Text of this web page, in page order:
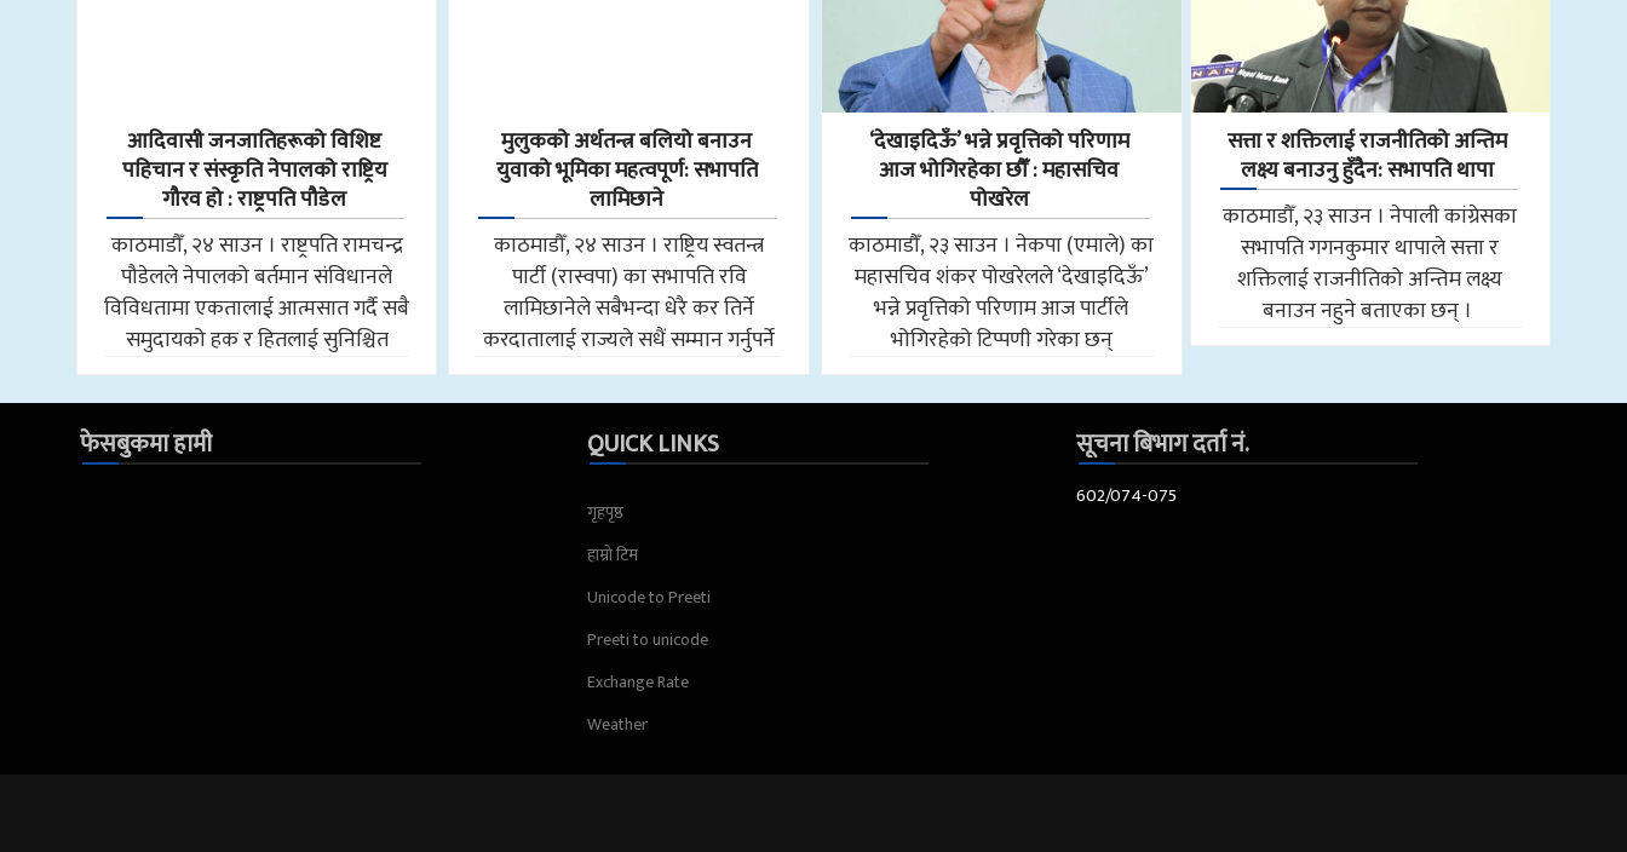
आदिवासी जनजातिहरूको विशिष्ट
पहिचान र संस्कृति नेपालको राष्ट्रिय
गौरव हो : राष्ट्रपति पौडेल
काठमाडौँ, २४ साउन । राष्ट्रपति रामचन्द्र
पौडेलले नेपालको बर्तमान संविधानले
विविधतामा एकतालाई आत्मसात गर्दै सबै
समुदायको हक र हितलाई सुनिश्चित
मुलुकको अर्थतन्त्र बलियो बनाउन
युवाको भूमिका महत्वपूर्ण: सभापति
लामिछाने
काठमाडौँ, २४ साउन । राष्ट्रिय स्वतन्त्र
पार्टी (रास्वपा) का सभापति रवि
लामिछानेले सबैभन्दा धेरै कर तिर्ने
करदातालाई राज्यले सधैं सम्मान गर्नुपर्ने
‘देखाइदिऊँ’ भन्ने प्रवृत्तिको परिणाम
आज भोगिरहेका छौँ : महासचिव
पोखरेल
काठमाडौँ, २३ साउन । नेकपा (एमाले) का
महासचिव शंकर पोखरेलले ‘देखाइदिऊँ’
भन्ने प्रवृत्तिको परिणाम आज पार्टीले
भोगिरहेको टिप्पणी गरेका छन्
सत्ता र शक्तिलाई राजनीतिको अन्तिम
लक्ष्य बनाउनु हुँदैन: सभापति थापा
काठमाडौँ, २३ साउन । नेपाली कांग्रेसका
सभापति गगनकुमार थापाले सत्ता र
शक्तिलाई राजनीतिको अन्तिम लक्ष्य
बनाउन नहुने बताएका छन् ।
फेसबुकमा हामी QUICK LINKS
गृहपृष्ठ
हाम्रो टिम
Unicode to Preeti
Preeti to unicode
Exchange Rate
Weather
सूचना बिभाग दर्ता नं.
602/074-075